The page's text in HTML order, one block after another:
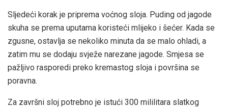
Sljedeći korak je priprema voćnog sloja. Puding od jagode
skuha se prema uputama koristeći mlijeko i šećer. Kada se
zgusne, ostavlja se nekoliko minuta da se malo ohladi, a
zatim mu se dodaju svježe narezane jagode. Smjesa se
pažljivo rasporedi preko kremastog sloja i površina se
poravna.
Za završni sloj potrebno je istući 300 mililitara slatkog